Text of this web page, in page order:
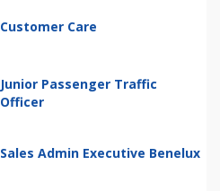
Customer Care
Junior Passenger Traffic
Officer
Sales Admin Executive Benelux